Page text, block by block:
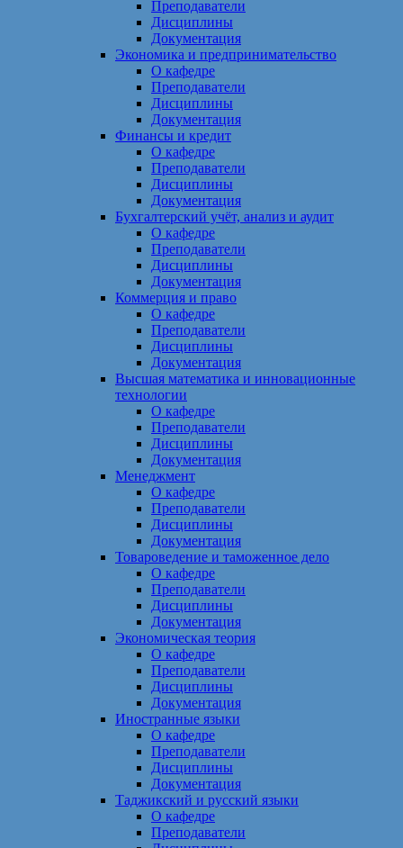
Преподаватели
Дисциплины
Документация
Экономика и предпринимательство
О кафедре
Преподаватели
Дисциплины
Документация
Финансы и кредит
О кафедре
Преподаватели
Дисциплины
Документация
Бухгалтерский учёт, анализ и аудит
О кафедре
Преподаватели
Дисциплины
Документация
Коммерция и право
О кафедре
Преподаватели
Дисциплины
Документация
Высшая математика и инновационные
технологии
О кафедре
Преподаватели
Дисциплины
Документация
Менеджмент
О кафедре
Преподаватели
Дисциплины
Документация
Товароведение и таможенное дело
О кафедре
Преподаватели
Дисциплины
Документация
Экономическая теория
О кафедре
Преподаватели
Дисциплины
Документация
Иностранные языки
О кафедре
Преподаватели
Дисциплины
Документация
Таджикский и русский языки
О кафедре
Преподаватели